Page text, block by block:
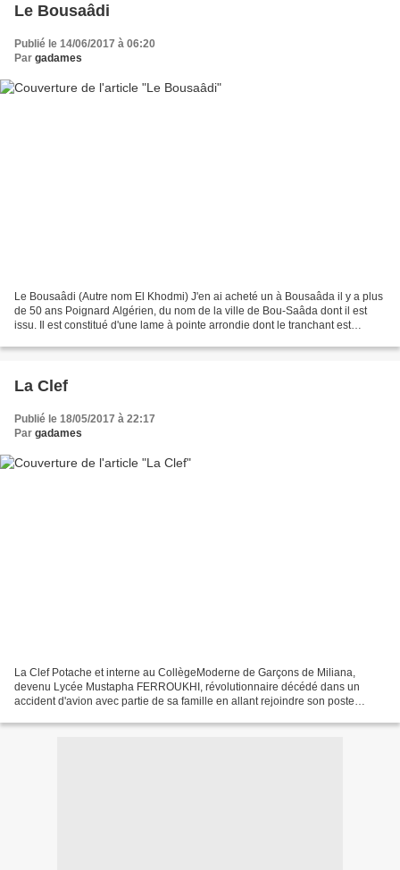
Le Bousaâdi
Publié le 14/06/2017 à 06:20
Par gadames
Le Bousaâdi (Autre nom El Khodmi) J'en ai acheté un à Bousaâda il y a plus
de 50 ans Poignard Algérien, du nom de la ville de Bou-Saâda dont il est
issu. Il est constitué d'une lame à pointe arrondie dont le tranchant est
La Clef
Publié le 18/05/2017 à 22:17
Par gadames
La Clef Potache et interne au CollègeModerne de Garçons de Miliana,
devenu Lycée Mustapha FERROUKHI, révolutionnaire décédé dans un
accident d'avion avec partie de sa famille en allant rejoindre son poste